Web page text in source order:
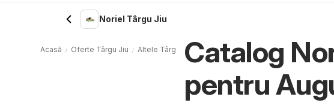
Noriel Târgu Jiu
Catalog
pentru
Acasă Oferte Târgu Jiu Altele Târgu Jiu Noriel Târgu Jiu